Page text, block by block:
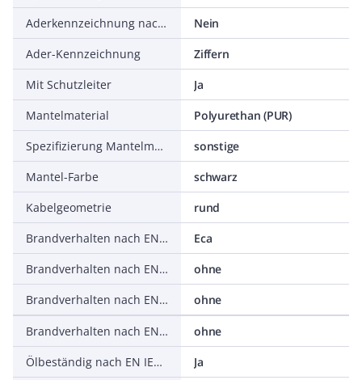
Aderkennzeichnung nach HD 308 S2
Nein
Ader-Kennzeichnung
Ziffern
Mit Schutzleiter
Ja
Mantelmaterial
Polyurethan (PUR)
Spezifizierung Mantelmaterial
sonstige
Mantel-Farbe
schwarz
Kabelgeometrie
rund
Brandverhalten nach EN 13501-6: Klasse
Eca
Brandverhalten nach EN 13501-6: Rauchentwicklung
ohne
Brandverhalten nach EN 13501-6: Abtropfverhalten
ohne
Brandverhalten nach EN 13501-6: Säureentwicklung
ohne
Ölbeständig nach EN IEC 60811-404
Ja